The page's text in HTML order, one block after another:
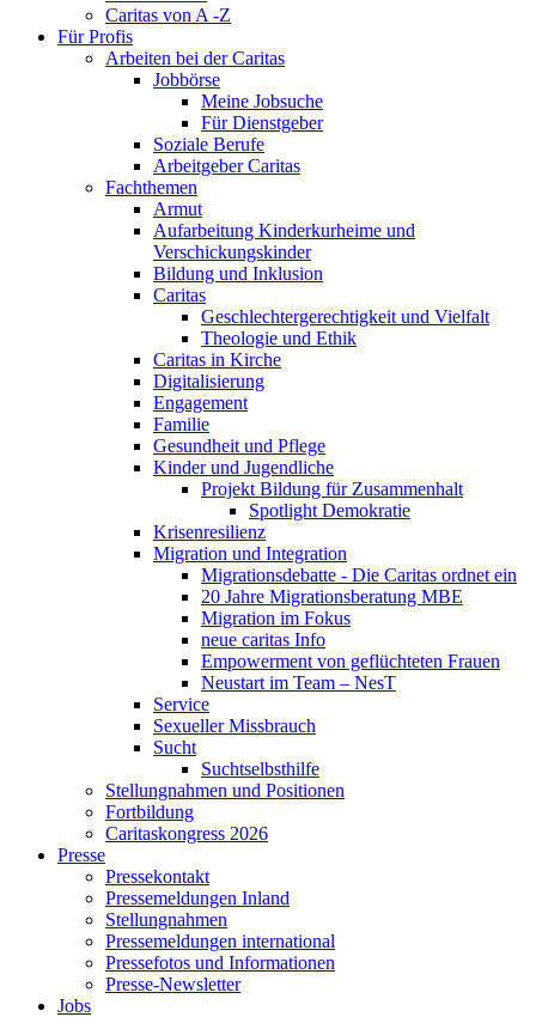
Caritas von A -Z
Für Profis
Arbeiten bei der Caritas
Jobbörse
Meine Jobsuche
Für Dienstgeber
Soziale Berufe
Arbeitgeber Caritas
Fachthemen
Armut
Aufarbeitung Kinderkurheime und
Verschickungskinder
Bildung und Inklusion
Caritas
Geschlechtergerechtigkeit und Vielfalt
Theologie und Ethik
Caritas in Kirche
Digitalisierung
Engagement
Familie
Gesundheit und Pflege
Kinder und Jugendliche
Projekt Bildung für Zusammenhalt
Spotlight Demokratie
Krisenresilienz
Migration und Integration
Migrationsdebatte - Die Caritas ordnet ein
20 Jahre Migrationsberatung MBE
Migration im Fokus
neue caritas Info
Empowerment von geflüchteten Frauen
Neustart im Team – NesT
Service
Sexueller Missbrauch
Sucht
Suchtselbsthilfe
Stellungnahmen und Positionen
Fortbildung
Caritaskongress 2026
Presse
Pressekontakt
Pressemeldungen Inland
Stellungnahmen
Pressemeldungen international
Pressefotos und Informationen
Presse-Newsletter
Jobs